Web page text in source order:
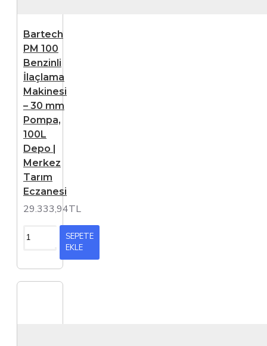
Bartech
PM 100
Benzinli
İlaçlama
Makinesi
– 30 mm
Pompa,
100L
Depo |
Merkez
Tarım
Eczanesi
29.333,94TL
SEPETE
EKLE